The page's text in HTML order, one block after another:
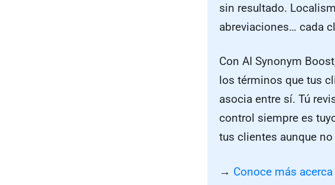
sin resultado.
abreviaciones… cada
Con AI Synonym
los términos que tus
asocia entre sí. Tú
control siempre es
tus clientes aunque
→ Conoce más